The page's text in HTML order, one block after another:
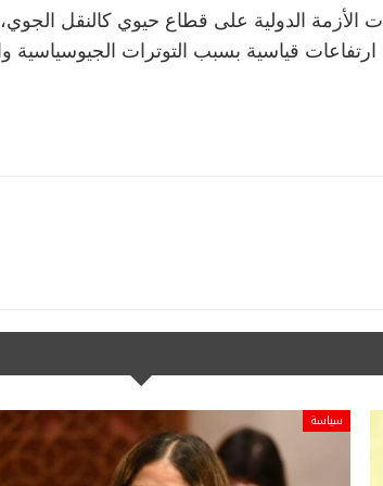
الدولية على قطاع حيوي كالنقل الجوي،
قياسية بسبب التوترات الجيوسياسية
سياسة